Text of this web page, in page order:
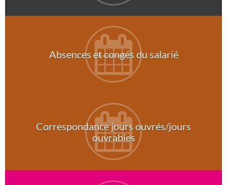
Absences et congés du salarié
Correspondance jours ouvrés/jours
ouvrables